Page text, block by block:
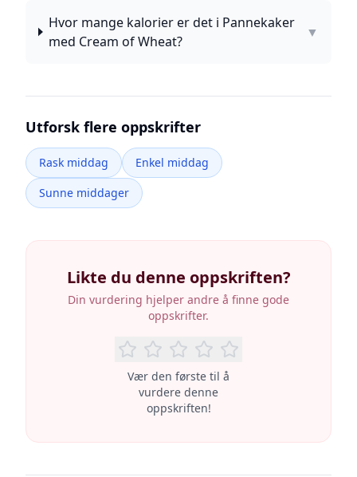
Hvor mange kalorier er det i Pannekaker
med Cream of Wheat?
▼
Utforsk flere oppskrifter
Rask middag
Enkel middag
Sunne middager
Likte du denne oppskriften?
Din vurdering hjelper andre å finne gode
oppskrifter.
Vær den første til å
vurdere denne
oppskriften!